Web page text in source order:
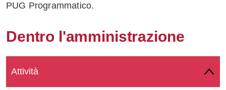
Facebook
Condividi
su
Whatsapp
PUG Programmatico.
Dentro l'amministrazione
Attività